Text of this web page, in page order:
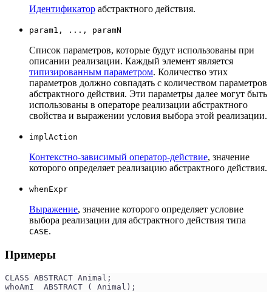
Идентификатор абстрактного действия.
param1, ..., paramN
Список параметров, которые будут использованы при
описании реализации. Каждый элемент является
типизированным параметром. Количество этих
параметров должно совпадать с количеством параметров
абстрактного действия. Эти параметры далее могут быть
использованы в операторе реализации абстрактного
свойства и выражении условия выбора этой реализации.
implAction
Контекстно-зависимый оператор-действие, значение
которого определяет реализацию абстрактного действия.
whenExpr
Выражение, значение которого определяет условие
выбора реализации для абстрактного действия типа
CASE.
Примеры
CLASS ABSTRACT Animal;
whoAmI  ABSTRACT ( Animal);